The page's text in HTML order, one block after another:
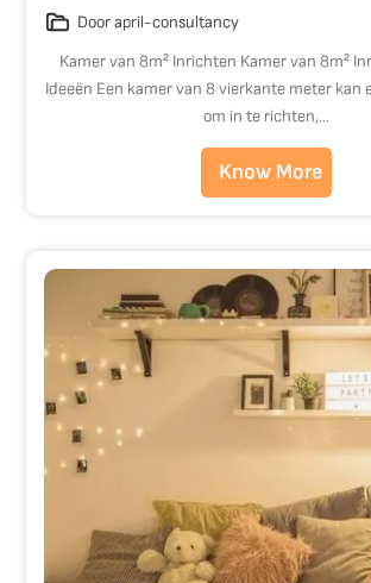
Door april-consultancy
Kamer van 8m² Inrichten Kamer van 8m²
Ideeën Een kamer van 8 vierkante meter kan
om in te richten,…
Know More